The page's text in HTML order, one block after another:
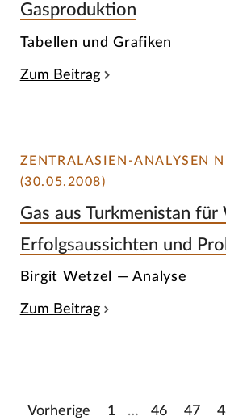
Gasproduktion
Tabellen und Grafiken
Zum Beitrag
ZENTRALASIEN-ANALYSEN
(30.05.2008)
Gas aus Turkmenistan
Erfolgsaussichten und
Birgit Wetzel — Analyse
Zum Beitrag
Vorherige 1 … 46 47